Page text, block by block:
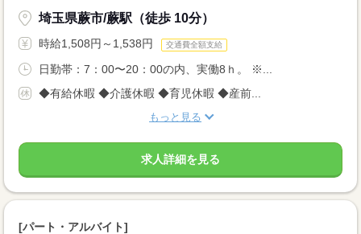
埼玉県蕨市/蕨駅（徒歩 10分）
時給1,508円～1,538円 交通費全額支給
日勤帯：7：00〜20：00の内、実働8ｈ。 ※...
◆有給休暇 ◆介護休暇 ◆育児休暇 ◆産前...
もっと見る
求人詳細を見る
[パート・アルバイト]